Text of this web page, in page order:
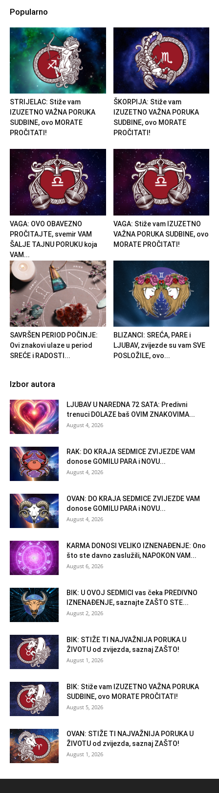
Popularno
STRIJELAC: Stiže vam
IZUZETNO VAŽNA PORUKA
SUDBINE, ovo MORATE
PROČITATI!
ŠKORPIJA: Stiže vam
IZUZETNO VAŽNA PORUKA
SUDBINE, ovo MORATE
PROČITATI!
VAGA: OVO OBAVEZNO
PROČITAJTE, svemir VAM
ŠALJE TAJNU PORUKU koja
VAM...
VAGA: Stiže vam IZUZETNO
VAŽNA PORUKA SUDBINE, ovo
MORATE PROČITATI!
SAVRŠEN PERIOD POČINJE:
Ovi znakovi ulaze u period
SREĆE i RADOSTI...
BLIZANCI: SREĆA, PARE i
LJUBAV, zvijezde su vam SVE
POSLOŽILE, ovo...
Izbor autora
LJUBAV U NAREDNA 72 SATA: Predivni
trenuci DOLAZE baš OVIM ZNAKOVIMA...
August 4, 2026
RAK: DO KRAJA SEDMICE ZVIJEZDE VAM
donose GOMILU PARA i NOVU...
August 4, 2026
OVAN: DO KRAJA SEDMICE ZVIJEZDE VAM
donose GOMILU PARA i NOVU...
August 4, 2026
KARMA DONOSI VELIKO IZNENAĐENJE: Ono
što ste davno zaslužili, NAPOKON VAM...
August 6, 2026
BIK: U OVOJ SEDMICI vas čeka PREDIVNO
IZNENAĐENJE, saznajte ZAŠTO STE...
August 2, 2026
BIK: STIŽE TI NAJVAŽNIJA PORUKA U
ŽIVOTU od zvijezda, saznaj ZAŠTO!
August 1, 2026
BIK: Stiže vam IZUZETNO VAŽNA PORUKA
SUDBINE, ovo MORATE PROČITATI!
August 5, 2026
OVAN: STIŽE TI NAJVAŽNIJA PORUKA U
ŽIVOTU od zvijezda, saznaj ZAŠTO!
August 1, 2026